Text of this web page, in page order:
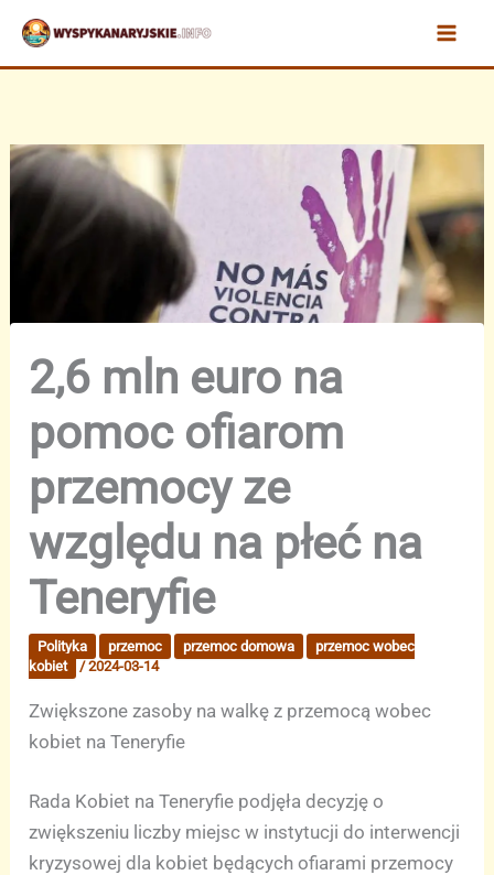
Przejdź
treści
2,6 mln euro na
pomoc ofiarom
przemocy ze
względu na płeć na
Teneryfie
Polityka przemoc przemoc domowa
przemoc wobec
kobiet
/2024-03-14
Zwiększone zasoby na walkę z przemocą wobec
kobiet na Teneryfie
Rada Kobiet na Teneryfie podjęła decyzję o
zwiększeniu liczby miejsc w instytucji do interwencji
kryzysowej dla kobiet będących ofiarami przemocy